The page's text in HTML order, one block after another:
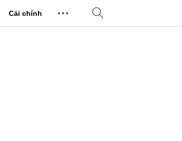
Cải chính